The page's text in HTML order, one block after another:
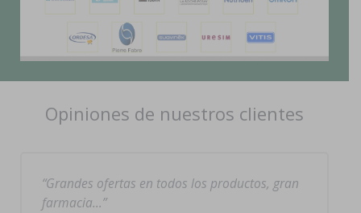
Opiniones de nuestros clientes
Grandes ofertas en todos los productos, gran
farmacia…